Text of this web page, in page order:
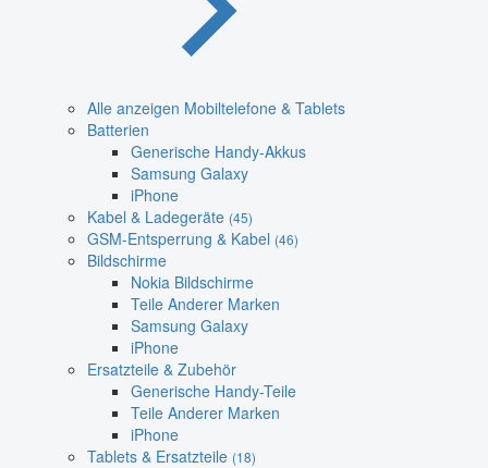
Alle anzeigen Mobiltelefone & Tablets
Batterien
Generische Handy-Akkus
Samsung Galaxy
iPhone
Kabel & Ladegeräte (45)
GSM-Entsperrung & Kabel (46)
Bildschirme
Nokia Bildschirme
Teile Anderer Marken
Samsung Galaxy
iPhone
Ersatzteile & Zubehör
Generische Handy-Teile
Teile Anderer Marken
iPhone
Tablets & Ersatzteile (18)